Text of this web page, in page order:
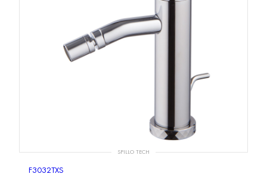
SPILLO TECH
F3032TXS